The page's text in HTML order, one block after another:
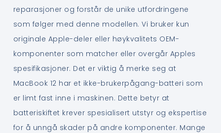
reparasjoner og forstår de unike utfordringene
som følger med denne modellen. Vi bruker kun
originale Apple-deler eller høykvalitets OEM-
komponenter som matcher eller overgår Apples
spesifikasjoner. Det er viktig å merke seg at
MacBook 12 har et ikke-brukerpågang-batteri som
er limt fast inne i maskinen. Dette betyr at
batteriskiftet krever spesialisert utstyr og ekspertise
for å unngå skader på andre komponenter. Mange